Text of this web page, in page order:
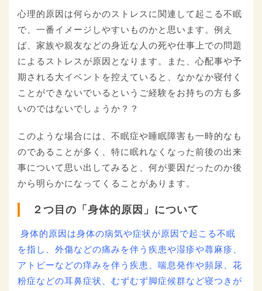
心理的原因は何らかのストレスに関連して起こる不眠
で、一番イメージしやすいものかと思います。例え
ば、家族や親友などの身近な人の死や仕事上での問題
によるストレスが原因となります。また、心配事や予
期される大イベントを控えていると、なかなか寝付く
ことができないでいるというご経験をお持ちの方も多
いのではないでしょうか？？
このような場合には、不眠症や睡眠障害も一時的なも
のであることが多く、特に眠れなくなった前後の出来
事について思い出してみると、何が要因だったのか後
から明らかになってくることがあります。
２つ目の「身体的原因」について
身体的原因は身体の病気や症状が原因で起こる不眠
を指し、外傷などの痛みを伴う疾患や湿疹や蕁麻疹、
アトピーなどの痒みを伴う疾患、喘息発作や頻尿、花
粉症などの耳鼻症状、むずむず脚症候群など寝つきが